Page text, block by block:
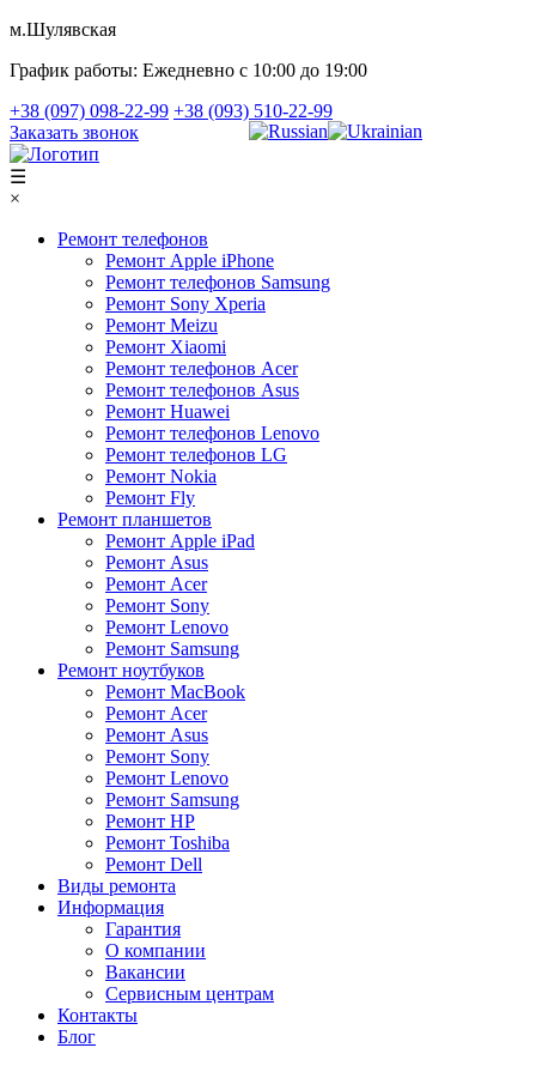
м.Шулявская
График работы: Ежедневно с 10:00 до 19:00
+38 (097) 098-22-99 +38 (093) 510-22-99
Заказать звонок
☰
×
Ремонт телефонов
Ремонт Apple iPhone
Ремонт телефонов Samsung
Ремонт Sony Xperia
Ремонт Meizu
Ремонт Xiaomi
Ремонт телефонов Acer
Ремонт телефонов Asus
Ремонт Huawei
Ремонт телефонов Lenovo
Ремонт телефонов LG
Ремонт Nokia
Ремонт Fly
Ремонт планшетов
Ремонт Apple iPad
Ремонт Asus
Ремонт Acer
Ремонт Sony
Ремонт Lenovo
Ремонт Samsung
Ремонт ноутбуков
Ремонт MacBook
Ремонт Acer
Ремонт Asus
Ремонт Sony
Ремонт Lenovo
Ремонт Samsung
Ремонт HP
Ремонт Toshiba
Ремонт Dell
Виды ремонта
Информация
Гарантия
О компании
Вакансии
Сервисным центрам
Контакты
Блог